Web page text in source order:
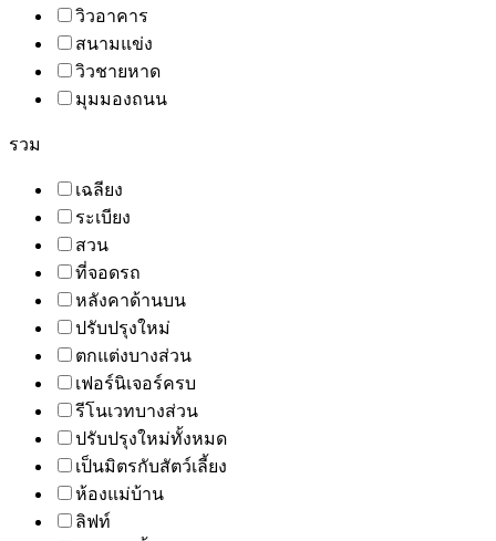
วิวอาคาร
สนามแข่ง
วิวชายหาด
มุมมองถนน
รวม
เฉลียง
ระเบียง
สวน
ที่จอดรถ
หลังคาด้านบน
ปรับปรุงใหม่
ตกแต่งบางส่วน
เฟอร์นิเจอร์ครบ
รีโนเวทบางส่วน
ปรับปรุงใหม่ทั้งหมด
เป็นมิตรกับสัตว์เลี้ยง
ห้องแม่บ้าน
ลิฟท์